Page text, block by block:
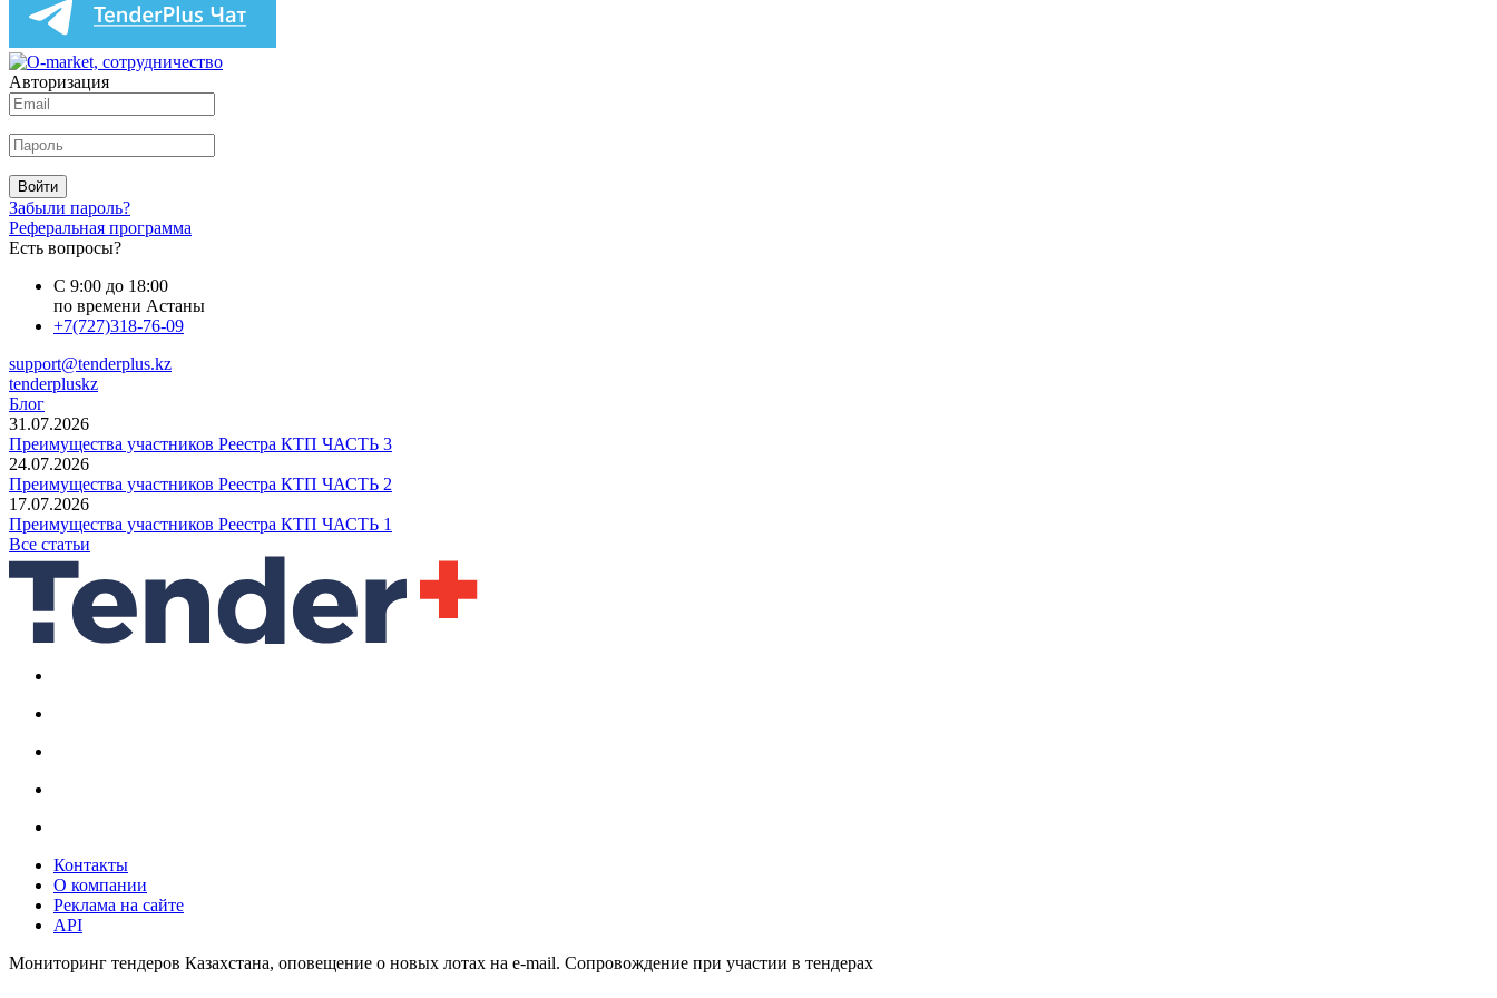
Авторизация
Войти
Забыли пароль?
Реферальная программа
Есть вопросы?
С 9:00 до 18:00
по времени Астаны
+7(727)318-76-09
support@tenderplus.kz
tenderpluskz
Блог
31.07.2026
Преимущества участников Реестра КТП ЧАСТЬ 3
24.07.2026
Преимущества участников Реестра КТП ЧАСТЬ 2
17.07.2026
Преимущества участников Реестра КТП ЧАСТЬ 1
Все статьи
Контакты
О компании
Реклама на сайте
API
Мониторинг тендеров Казахстана, оповещение о новых лотах на e-mail. Сопровождение при участии в тендерах